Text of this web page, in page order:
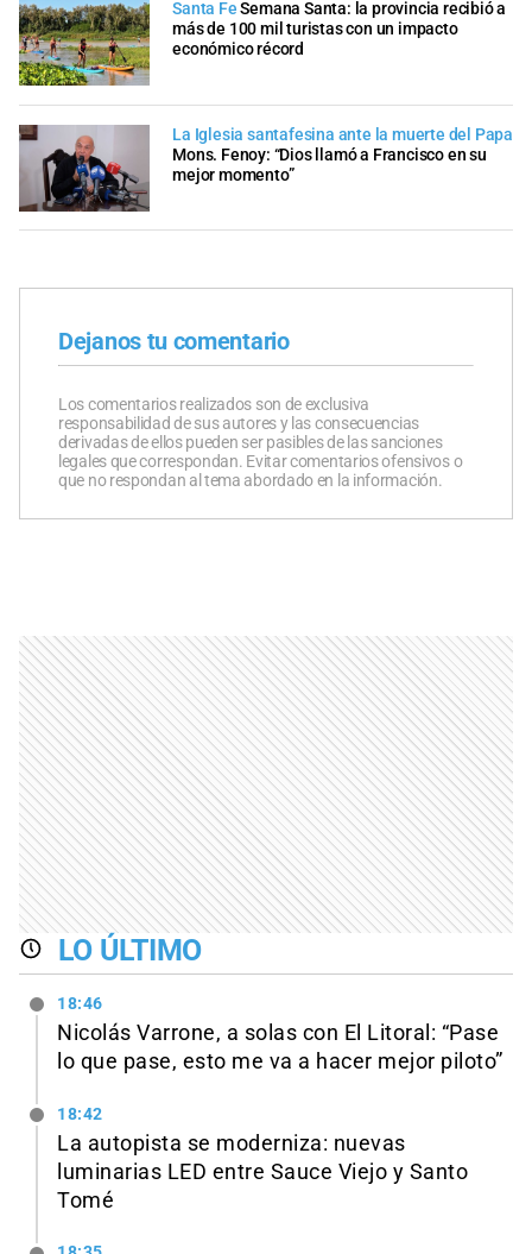
Santa Fe Semana Santa: la provincia recibió a
más de 100 mil turistas con un impacto
económico récord
La Iglesia santafesina ante la muerte del Papa
Mons. Fenoy: “Dios llamó a Francisco en su
mejor momento”
Dejanos tu comentario
Los comentarios realizados son de exclusiva
responsabilidad de sus autores y las consecuencias
derivadas de ellos pueden ser pasibles de las sanciones
legales que correspondan. Evitar comentarios ofensivos o
que no respondan al tema abordado en la información.
LO ÚLTIMO
18:46
Nicolás Varrone, a solas con El Litoral: “Pase
lo que pase, esto me va a hacer mejor piloto”
18:42
La autopista se moderniza: nuevas
luminarias LED entre Sauce Viejo y Santo
Tomé